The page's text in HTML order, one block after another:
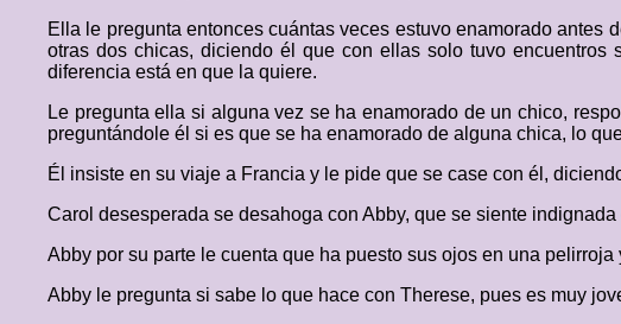
Ella le pregunta entonces cuántas veces estuvo enamorado
otras dos chicas, diciendo él que con ellas solo tuvo
diferencia está en que la quiere.
Le pregunta ella si alguna vez se ha enamorado de un chico,
preguntándole él si es que se ha enamorado de alguna chica, lo
Él insiste en su viaje a Francia y le pide que se case con él,
Carol desesperada se desahoga con Abby, que se siente
Abby por su parte le cuenta que ha puesto sus ojos en una
Abby le pregunta si sabe lo que hace con Therese, pues es muy